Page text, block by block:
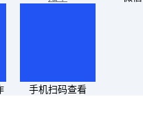
手机扫码查看